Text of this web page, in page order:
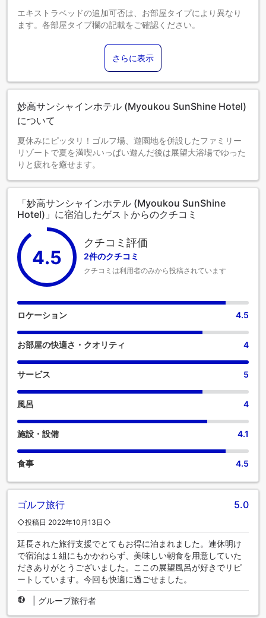
エキストラベッドの追加可否は、お部屋タイプにより異なり
ます。各部屋タイプ欄の記載をご確認ください。
さらに表示
妙高サンシャインホテル (Myoukou SunShine Hotel)
について
夏休みにピッタリ！ゴルフ場、遊園地を併設したファミリー
リゾートで夏を満喫♪いっぱい遊んだ後は展望大浴場でゆった
りと疲れを癒せます。
「妙高サンシャインホテル (Myoukou SunShine
Hotel)」に宿泊したゲストからのクチコミ
4.5
クチコミ評価
2件のクチコミ
クチコミは利用者のみから投稿されています
ロケーション 4.5
お部屋の快適さ・クオリティ 4
サービス 5
風呂 4
施設・設備 4.1
食事 4.5
ゴルフ旅行 5.0
◇投稿日 2022年10月13日◇
延長された旅行支援でとてもお得に泊まれました。連休明け
で宿泊は１組にもかかわらず、美味しい朝食を用意していた
だきありがとうございました。ここの展望風呂が好きでリピ
ートしています。今回も快適に過ごせました。
グループ旅行者